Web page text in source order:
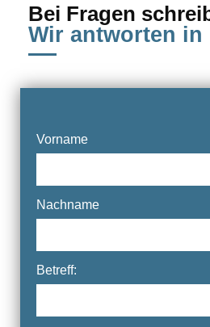
Bei Fragen
Wir antworten in
Vorname
Nachname
Betreff: